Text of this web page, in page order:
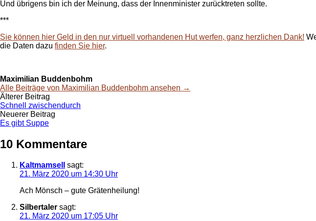
Und übrigens bin ich der Meinung, dass der Innenminister zurücktreten sollte.
***
Sie können hier Geld in den nur virtuell vorhandenen Hut werfen, ganz herzlichen Dank!
die Daten dazu finden Sie hier.
Maximilian Buddenbohm
Alle Beiträge von Maximilian Buddenbohm ansehen →
Beitrags-
Navigation
Älterer Beitrag
Schnell zwischendurch
Neuerer Beitrag
Es gibt Suppe
10 Kommentare
Kaltmamsell
sagt:
21. März 2020 um 14:30 Uhr
Ach Mönsch – gute Grätenheilung!
Silbertaler sagt:
21. März 2020 um 17:05 Uhr